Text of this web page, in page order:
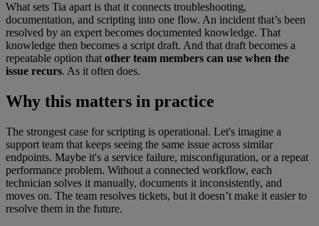
What sets Tia apart is that it connects troubleshooting,
documentation, and scripting into one flow. An incident that’s been
resolved by an expert becomes documented knowledge. That
knowledge then becomes a script draft. And that draft becomes a
repeatable option thatother team members can use when the
issue recurs. As it often does.
Why this matters in practice
The strongest case for scripting is operational. Let's imagine a
support team that keeps seeing the same issue across similar
endpoints. Maybe it's a service failure, misconfiguration, or a repeat
performance problem. Without a connected workflow, each
technician solves it manually, documents it inconsistently, and
moves on. The team resolves tickets, but it doesn’t make it easier to
resolve them in the future.